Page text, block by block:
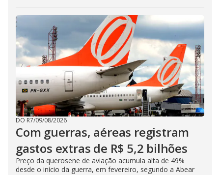
DO R7/09/08/2026
Com guerras, aéreas registram
gastos extras de R$ 5,2 bilhões
Preço da querosene de aviação acumula alta de 49%
desde o início da guerra, em fevereiro, segundo a Abear